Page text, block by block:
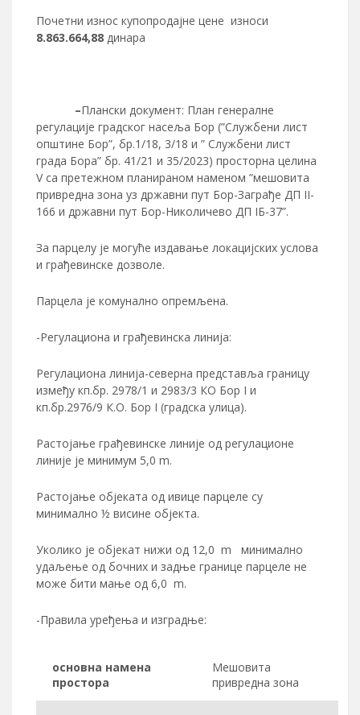
Почетни износ купопродајне цене износи
8.863.664,88 динара
–Плански документ: План генералне
регулације градског насеља Бор (”Службени лист
општине Бор”, бр.1/18, 3/18 и ” Службени лист
града Бора” бр. 41/21 и 35/2023) просторна целина
V са претежном планираном наменом ”мешовита
привредна зона уз државни пут Бор-Заграђе ДП II-
166 и државни пут Бор-Николичево ДП IБ-37”.
За парцелу је могуће издавање локацијских услова
и грађевинске дозволе.
Парцела је комунално опремљена.
-Регулациона и грађевинска линија:
Регулациона линија-северна представља границу
између кп.бр. 2978/1 и 2983/3 КО Бор I и
кп.бр.2976/9 К.О. Бор I (градска улица).
Растојање грађевинске линије од регулационе
линије је минимум 5,0 m.
Растојање објеката од ивице парцеле су
минимално ½ висине објекта.
Уколико је објекат нижи од 12,0 m минимално
удаљење од бочних и задње границе парцеле не
може бити мање од 6,0 m.
-Правила уређења и изградње:
основна намена
простора
Мешовита
привредна зона